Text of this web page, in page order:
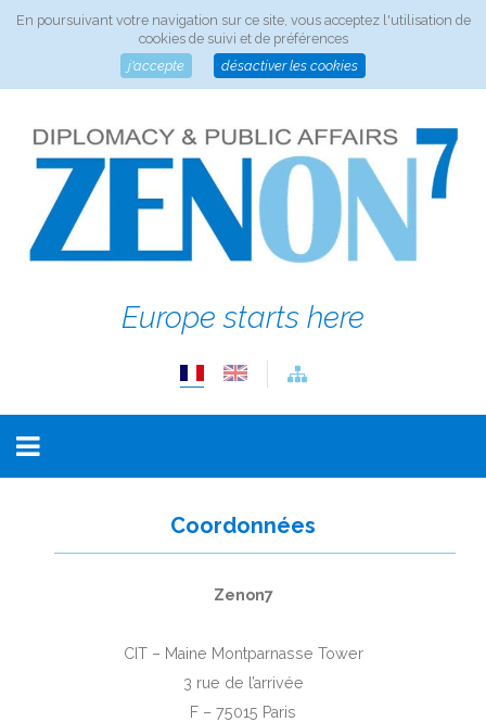
En poursuivant votre navigation sur ce site, vous acceptez l'utilisation de
cookies de suivi et de préférences
j'accepte
désactiver les cookies
Europe starts here
Coordonnées
Zenon7
CIT – Maine Montparnasse Tower
3 rue de l’arrivée
F – 75015 Paris